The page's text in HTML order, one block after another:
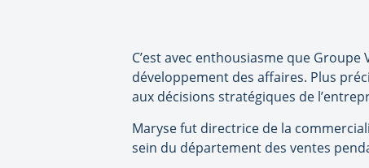
C’est avec enthousiasme que
développement des affaires. Plus
aux décisions stratégiques de
Maryse fut directrice de la
sein du département des ventes